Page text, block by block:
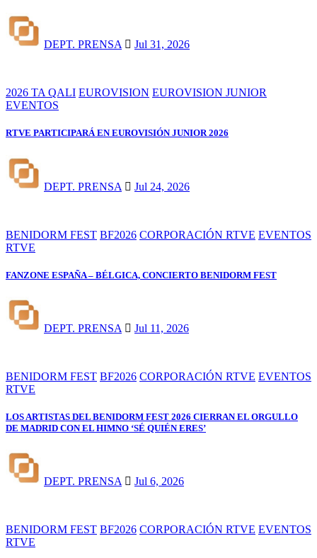
DEPT. PRENSA Jul 31, 2026
2026 TA QALI EUROVISION EUROVISION JUNIOR
EVENTOS
RTVE PARTICIPARÁ EN EUROVISIÓN JUNIOR 2026
DEPT. PRENSA Jul 24, 2026
BENIDORM FEST BF2026 CORPORACIÓN RTVE EVENTOS
RTVE
FANZONE ESPAÑA – BÉLGICA, CONCIERTO BENIDORM FEST
DEPT. PRENSA Jul 11, 2026
BENIDORM FEST BF2026 CORPORACIÓN RTVE EVENTOS
RTVE
LOS ARTISTAS DEL BENIDORM FEST 2026 CIERRAN EL ORGULLO
DE MADRID CON EL HIMNO ‘SÉ QUIÉN ERES’
DEPT. PRENSA Jul 6, 2026
BENIDORM FEST BF2026 CORPORACIÓN RTVE EVENTOS
RTVE